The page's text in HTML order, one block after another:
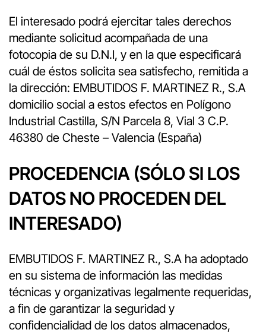
El interesado podrá ejercitar tales derechos
mediante solicitud acompañada de una
fotocopia de su D.N.I, y en la que especificará
cuál de éstos solicita sea satisfecho, remitida a
la dirección: EMBUTIDOS F. MARTINEZ R., S.A
domicilio social a estos efectos en Polígono
Industrial Castilla, S/N Parcela 8, Vial 3 C.P.
46380 de Cheste – Valencia (España)
PROCEDENCIA (SÓLO SI LOS
DATOS NO PROCEDEN DEL
INTERESADO)
EMBUTIDOS F. MARTINEZ R., S.A ha adoptado
en su sistema de información las medidas
técnicas y organizativas legalmente requeridas,
a fin de garantizar la seguridad y
confidencialidad de los datos almacenados,